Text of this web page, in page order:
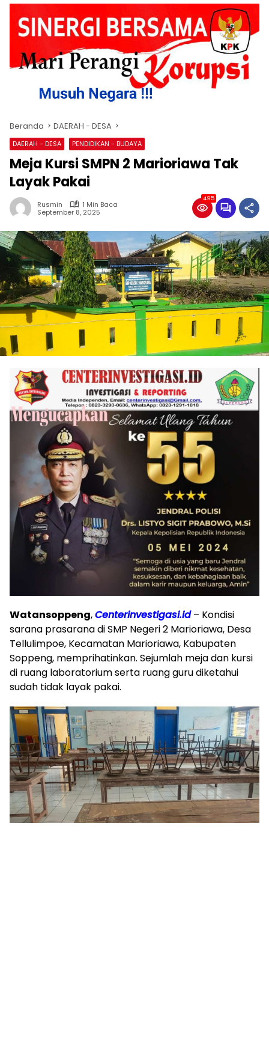
Beranda DAERAH - DESA
DAERAH - DESA PENDIDIKAN - BUDAYA
Meja Kursi SMPN 2 Marioriawa Tak
Layak Pakai
Rusmin
1 Min Baca
September 8, 2025
495
Watansoppeng,Centerinvestigasi.id– Kondisi
sarana prasarana di SMP Negeri 2 Marioriawa, Desa
Tellulimpoe, Kecamatan Marioriawa, Kabupaten
Soppeng, memprihatinkan. Sejumlah meja dan kursi
di ruang laboratorium serta ruang guru diketahui
sudah tidak layak pakai.